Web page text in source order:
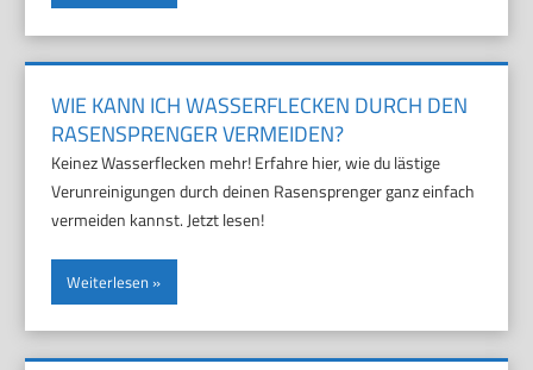
WIE KANN ICH WASSERFLECKEN DURCH DEN
RASENSPRENGER VERMEIDEN?
Keinez Wasserflecken mehr! Erfahre hier, wie du lästige
Verunreinigungen durch deinen Rasensprenger ganz einfach
vermeiden kannst. Jetzt lesen!
Weiterlesen